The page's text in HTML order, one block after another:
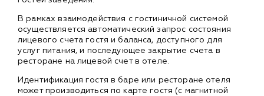
В рамках взаимодействия с гостиничной системой
осуществляется автоматический запрос состояния
лицевого счета гостя и баланса, доступного для
услуг питания, и последующее закрытие счета в
ресторане на лицевой счет в отеле.
Идентификация гостя в баре или ресторане отеля
может производиться по карте гостя (с магнитной